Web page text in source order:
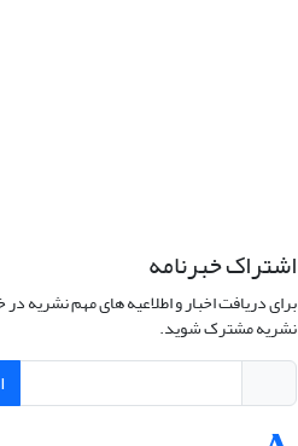
اشتراک خبرنامه
برای دریافت اخبار و اطلاعیه های مهم نشریه در
نشریه مشترک شوید.